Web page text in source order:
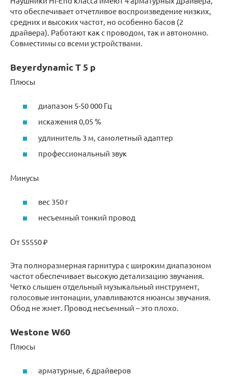
что обеспечивает отчетливое воспроизведение низких,
средних и высоких частот, но особенно басов (2
драйвера). Работают как с проводом, так и автономно.
Совместимы со всеми устройствами.
Beyerdynamic T 5 p
Плюсы
диапазон 5-50 000 Гц
искажения 0,05 %
удлинитель 3 м, самолетный адаптер
профессиональный звук
Минусы
вес 350 г
несъемный тонкий провод
От 55550 ₽
Эта полноразмерная гарнитура с широким диапазоном
частот обеспечивает высокую детализацию звучания.
Четко слышен отдельный музыкальный инструмент,
голосовые интонации, улавливаются нюансы звучания.
Обод не жмет. Провод несъемный – это плохо.
Westone W60
Плюсы
арматурные, 6 драйверов